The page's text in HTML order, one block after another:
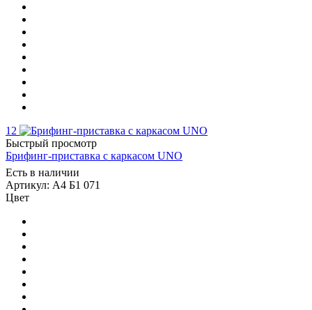
12
Быстрый просмотр
Брифинг-приставка с каркасом UNO
Есть в наличии
Артикул: А4 Б1 071
Цвет